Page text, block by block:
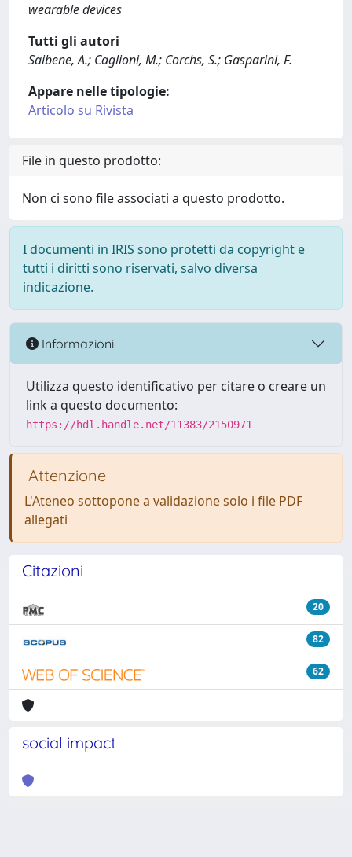
wearable devices
Tutti gli autori
Saibene, A.; Caglioni, M.; Corchs, S.; Gasparini, F.
Appare nelle tipologie:
Articolo su Rivista
File in questo prodotto:
Non ci sono file associati a questo prodotto.
I documenti in IRIS sono protetti da copyright e
tutti i diritti sono riservati, salvo diversa
indicazione.
Informazioni
Utilizza questo identificativo per citare o creare un
link a questo documento:
https://hdl.handle.net/11383/2150971
Attenzione
L'Ateneo sottopone a validazione solo i file PDF
allegati
Citazioni
20
82
62
social impact